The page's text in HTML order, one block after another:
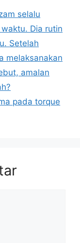
selalu
Dia rutin
Setelah
melaksanakan
amalan
pada torque